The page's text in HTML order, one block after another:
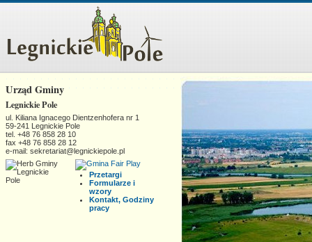
Urząd Gminy
Legnickie Pole
ul. Kiliana Ignacego Dientzenhofera nr 1
59-241 Legnickie Pole
tel. +48 76 858 28 10
fax +48 76 858 28 12
e-mail: sekretariat@legnickiepole.pl
Przetargi
Formularze i
wzory
Kontakt, Godziny
pracy